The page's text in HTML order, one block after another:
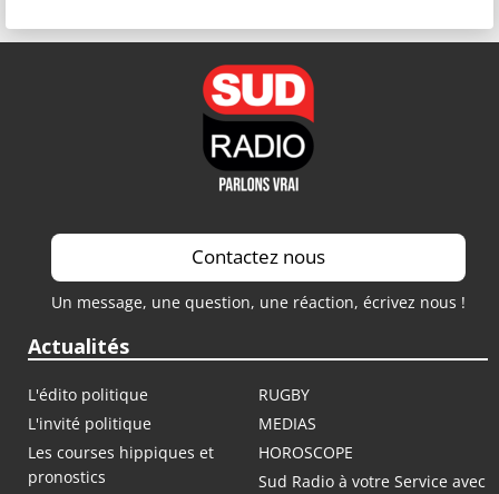
Contactez nous
Un message, une question, une réaction, écrivez nous !
Actualités
L'édito politique
RUGBY
L'invité politique
MEDIAS
Les courses hippiques et
pronostics
HOROSCOPE
Sud Radio à votre Service avec